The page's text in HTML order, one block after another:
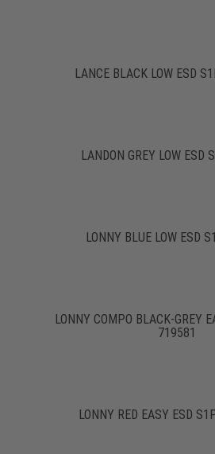
LANCE BLACK LOW ESD
LANDON GREY LOW ESD
LONNY BLUE LOW ESD
LONNY COMPO BLACK-GREY
719581
LONNY RED EASY ESD